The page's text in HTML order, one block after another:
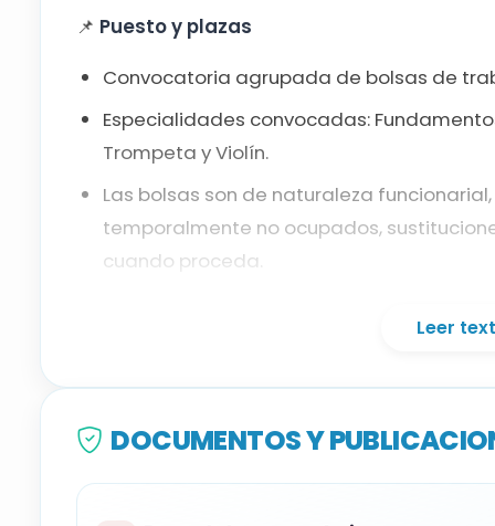
Fundamentos de composición
Lenguaje musical
Violín
📌 Puesto y plazas
Convocatoria agrupada de bolsas de
Especialidades convocadas:
Trompeta y Violín.
Las bolsas son de naturaleza
temporalmente no ocupados,
cuando proceda.
Para Fundamentos de Composición y
Música o de Grado en Enseñanzas
que se opta, además del título de
Leer
DOCUMENTOS Y